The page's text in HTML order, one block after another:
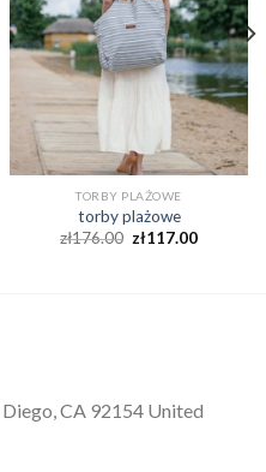
TORBY PLAŻOWE
torby plażowe
zł176.00 zł117.00
CA 92154 United